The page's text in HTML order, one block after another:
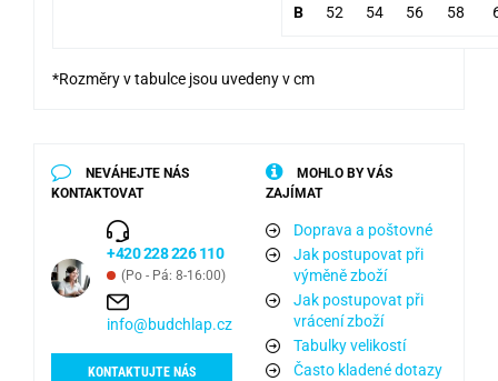
B 52 54 56 58
*Rozměry v tabulce jsou uvedeny v cm
NEVÁHEJTE NÁS
KONTAKTOVAT
+420 228 226 110
(Po - Pá: 8-16:00)
info@budchlap.cz
KONTAKTUJTE NÁS
MOHLO BY VÁS
ZAJÍMAT
Doprava a poštovné
Jak postupovat při
výměně zboží
Jak postupovat při
vrácení zboží
Tabulky velikostí
Často kladené dotazy